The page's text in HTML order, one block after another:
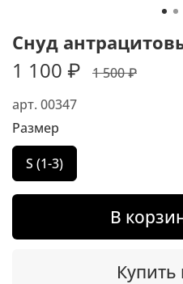
арт. 00347
Снуд
1 100 ₽ 1 500 ₽
В
Купить
Размер
S (1-3)